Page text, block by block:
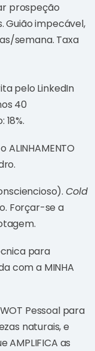
prospeção
Guião impecável,
semana. Taxa
pelo LinkedIn
40
Cold
Forçar-se a
para
com a MINHA
Pessoal para
naturais, e
as